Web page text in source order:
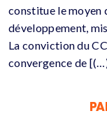
constitue le moyen
développement,
La conviction du
convergence de